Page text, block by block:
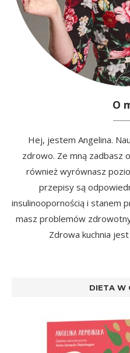
O
Hej, jestem Angelina.
zdrowo. Ze mną zadbasz
również wyrównasz
przepisy są
insulinoopornością i stanem
masz problemów
Zdrowa kuchnia
DIETA W